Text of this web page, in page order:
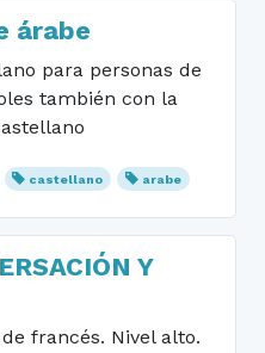
árabe
para personas de
también con la
castellano arabe
Y
francés. Nivel alto.